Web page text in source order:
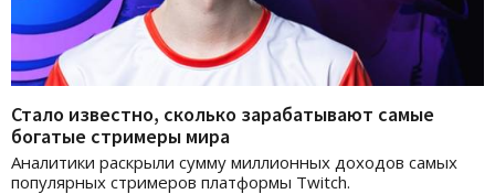
Стало известно, сколько зарабатывают самые
богатые стримеры мира
Аналитики раскрыли сумму миллионных доходов самых
популярных стримеров платформы Twitch.